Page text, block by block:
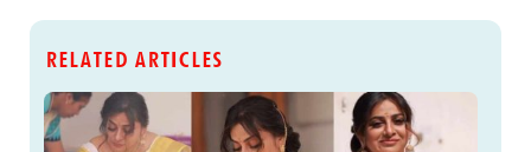
RELATED ARTICLES